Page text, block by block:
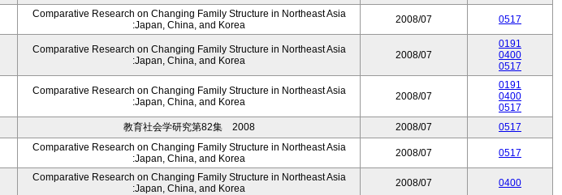
Comparative Research on Changing Family Structure in Northeast Asia
:Japan, China, and Korea
2008/07 0517
Comparative Research on Changing Family Structure in Northeast Asia
:Japan, China, and Korea
2008/07
0191
0400
0517
Comparative Research on Changing Family Structure in Northeast Asia
:Japan, China, and Korea
2008/07
0191
0400
0517
教育社会学研究第82集 2008 2008/07
0517
Comparative Research on Changing Family Structure in Northeast Asia
:Japan, China, and Korea
2008/07 0517
Comparative Research on Changing Family Structure in Northeast Asia
:Japan, China, and Korea
2008/07 0400